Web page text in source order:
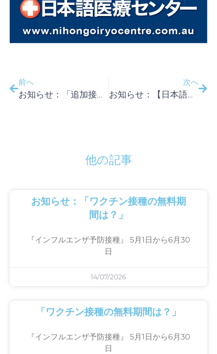
前へ
お知らせ：「追加接種は可能ですか？」
次へ
お知らせ：【日本語医療センターパース年末年始の診療時間／近郊救急外来／海外旅行保険の手続き】
他の記事
お知らせ：「ワクチン接種の無料期
間は？」
『インフルエンザ予防接種』 5月1日から6月30
日
14/07/2026
「ワクチン接種の無料期間は？」
『インフルエンザ予防接種』 5月1日から6月30
日